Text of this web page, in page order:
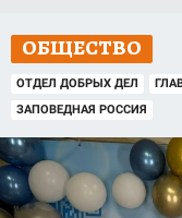
ОБЩЕСТВО
ОТДЕЛ ДОБРЫХ ДЕЛ
ЗАПОВЕДНАЯ РОССИЯ